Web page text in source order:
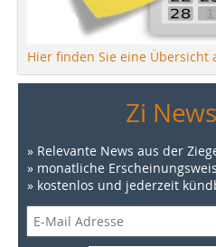
Hier finden Sie eine Übersicht
Zi
» Relevante News aus der
» monatliche
» kostenlos und jederzeit